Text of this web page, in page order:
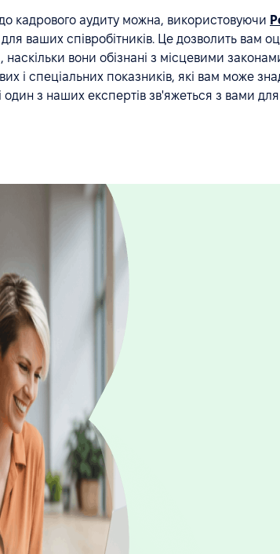
кадрового аудиту можна, використовуючи
ваших співробітників. Це дозволить вам
наскільки вони обізнані з місцевими
і спеціальних показників, які вам може
один з наших експертів зв'яжеться з вами для